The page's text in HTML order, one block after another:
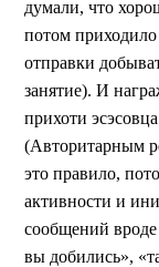
думали, что
потом
отправки
занятие). И
прихоти
(Авторитарным
это правило,
активности и
сообщений вроде
вы добились»,